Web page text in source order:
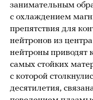
занимательным
с охлаждением
препятствия для
нейтронов из
нейтроны приводят
самых стойких
с которой
десятилетия,